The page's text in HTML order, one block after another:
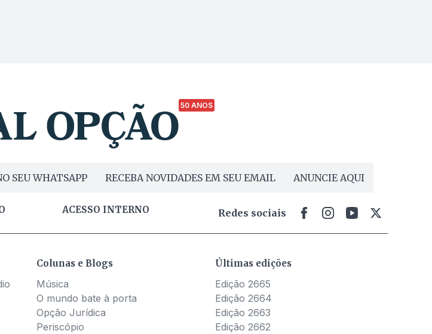
50 ANOS
SEU WHATSAPP RECEBA NOVIDADES EM SEU EMAIL ANUNCIE AQUI
ACESSO INTERNO Redes sociais
Colunas e Blogs
Música
O mundo bate à porta
Opção Jurídica
Periscópio
Últimas edições
Edição 2665
Edição 2664
Edição 2663
Edição 2662